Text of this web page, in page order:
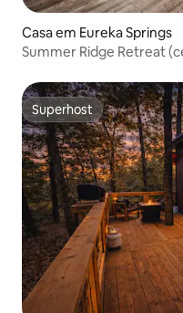
Casa em Eureka Springs
Summer Ridge Retreat
Superhost
Superhost